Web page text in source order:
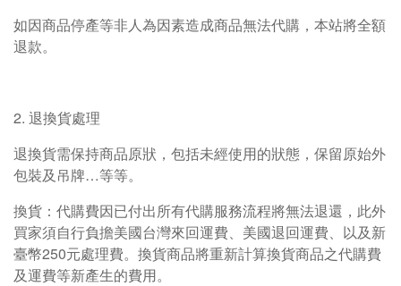
如因商品停產等非人為因素造成商品無法代購，本站將全額
退款。
2. 退換貨處理
退換貨需保持商品原狀，包括未經使用的狀態，保留原始外
包裝及吊牌…等等。
換貨：代購費因已付出所有代購服務流程將無法退還，此外
買家須自行負擔美國台灣來回運費、美國退回運費、以及新
臺幣250元處理費。換貨商品將重新計算換貨商品之代購費
及運費等新產生的費用。